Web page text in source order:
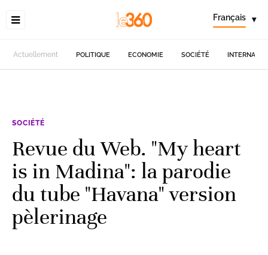
Français ▾
Actuellement POLITIQUE ECONOMIE SOCIÉTÉ
SOCIÉTÉ
Revue du Web. "My heart
is in Madina": la parodie
du tube "Havana" version
pèlerinage